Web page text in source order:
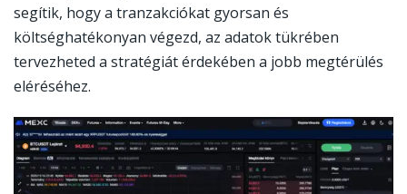
segítik, hogy a tranzakciókat gyorsan és
költséghatékonyan végezd, az adatok tükrében
tervezheted a stratégiát érdekében a jobb megtérülés
eléréséhez.